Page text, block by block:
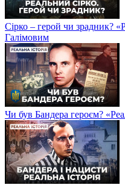
Сірко – герой чи зрадник?
Галімовим
Чи був Бандера героєм?